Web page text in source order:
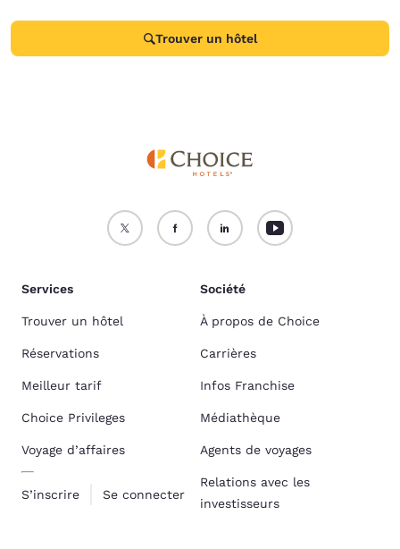
Trouver un hôtel
Services
Trouver un hôtel
Réservations
Meilleur tarif
Choice Privileges
Voyage d’affaires
S’inscrire Se connecter
Société
À propos de Choice
Carrières
Infos Franchise
Médiathèque
Agents de voyages
Relations avec les
investisseurs